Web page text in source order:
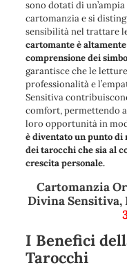
sono dotati di
cartomanzia e si
sensibilità nel trattare
cartomante è
comprensione dei
garantisce che le
professionalità e
Sensitiva
comfort, permettendo
loro opportunità in
è diventato un punto
dei tarocchi che sia al
crescita personale.
Cartomanzia
Divina Sensitiva,
I Benefici
Tarocchi